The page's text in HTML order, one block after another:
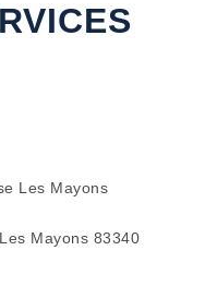
Les Mayons
Mayons 83340